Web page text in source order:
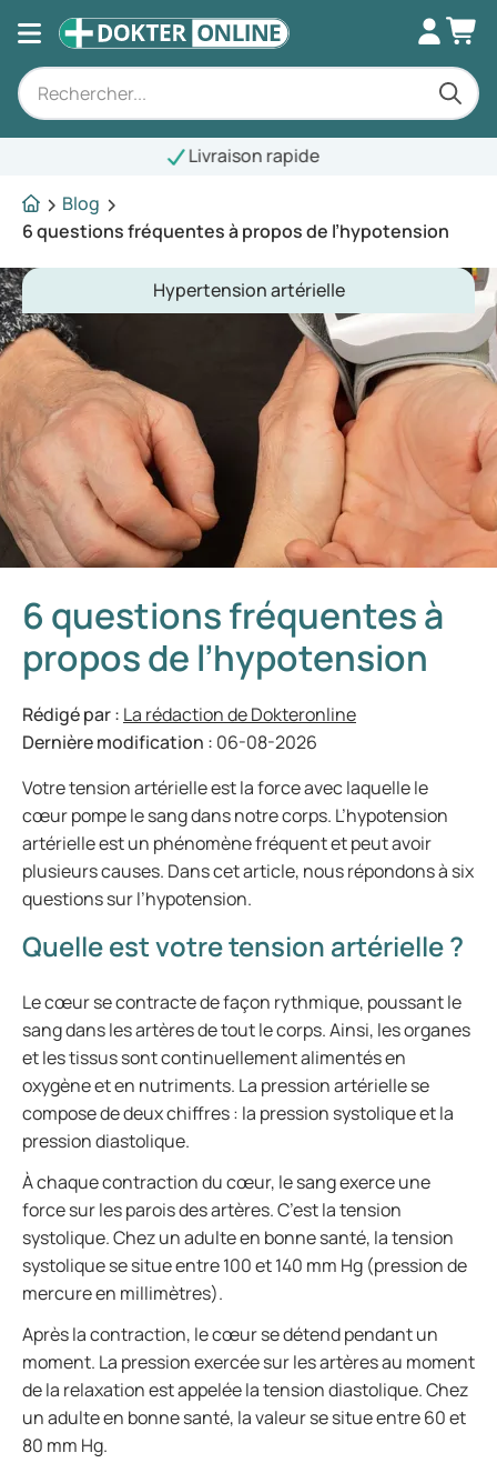
Blog
6 questions fréquentes à propos de l’hypotension
Hypertension artérielle
6 questions fréquentes à
propos de l’hypotension
Rédigé par : La rédaction de Dokteronline
Dernière modification : 06-08-2026
Votre tension artérielle est la force avec laquelle le
cœur pompe le sang dans notre corps. L’hypotension
artérielle est un phénomène fréquent et peut avoir
plusieurs causes. Dans cet article, nous répondons à six
questions sur l’hypotension.
Quelle est votre tension artérielle ?
Le cœur se contracte de façon rythmique, poussant le
sang dans les artères de tout le corps. Ainsi, les organes
et les tissus sont continuellement alimentés en
oxygène et en nutriments. La pression artérielle se
compose de deux chiffres : la pression systolique et la
pression diastolique.
À chaque contraction du cœur, le sang exerce une
force sur les parois des artères. C’est la tension
systolique. Chez un adulte en bonne santé, la tension
systolique se situe entre 100 et 140 mm Hg (pression de
mercure en millimètres).
Après la contraction, le cœur se détend pendant un
moment. La pression exercée sur les artères au moment
de la relaxation est appelée la tension diastolique. Chez
un adulte en bonne santé, la valeur se situe entre 60 et
80 mm Hg.